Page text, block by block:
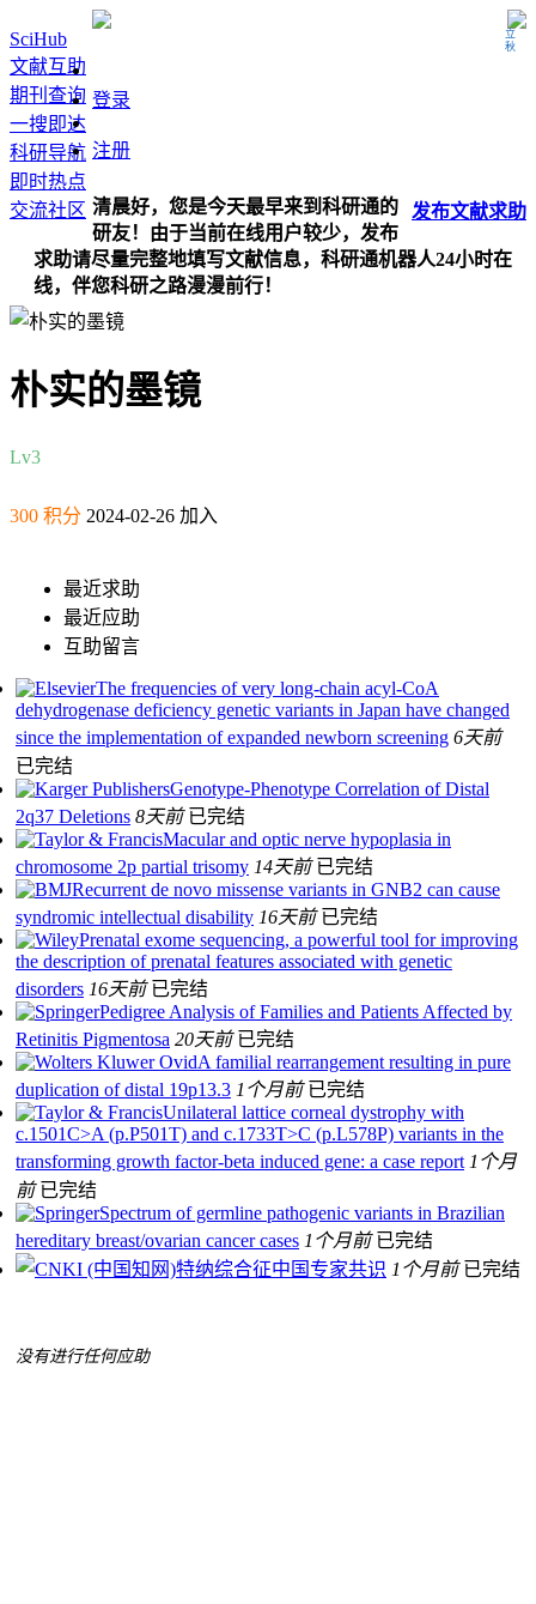
立秋
SciHub
文献互助
期刊查询
一搜即达
科研导航
即时热点
交流社区
登录
注册
发布文献求助
清晨好，您是今天最早来到科研通的
研友！由于当前在线用户较少，发布
求助请尽量完整地填写文献信息，科研通机器人24小时在
线，伴您科研之路漫漫前行！
朴实的墨镜
Lv3
300 积分 2024-02-26 加入
最近求助
最近应助
互助留言
The frequencies of very long-chain acyl-CoA
dehydrogenase deficiency genetic variants in Japan have changed
since the implementation of expanded newborn screening 6天前
已完结
Genotype-Phenotype Correlation of Distal
2q37 Deletions 8天前 已完结
Macular and optic nerve hypoplasia in
chromosome 2p partial trisomy 14天前 已完结
Recurrent de novo missense variants in GNB2 can cause
syndromic intellectual disability 16天前 已完结
Prenatal exome sequencing, a powerful tool for improving
the description of prenatal features associated with genetic
disorders 16天前 已完结
Pedigree Analysis of Families and Patients Affected by
Retinitis Pigmentosa 20天前 已完结
A familial rearrangement resulting in pure
duplication of distal 19p13.3 1个月前 已完结
Unilateral lattice corneal dystrophy with
c.1501C>A (p.P501T) and c.1733T>C (p.L578P) variants in the
transforming growth factor-beta induced gene: a case report 1个月
前 已完结
Spectrum of germline pathogenic variants in Brazilian
hereditary breast/ovarian cancer cases 1个月前 已完结
特纳综合征中国专家共识 1个月前 已完结
没有进行任何应助